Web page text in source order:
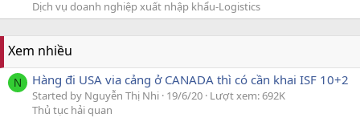
Dịch vụ doanh nghiệp xuất nhập khẩu-Logistics
Xem nhiều
N Hàng đi USA via cảng ở CANADA thì có cần khai ISF 10+2
Started by Nguyễn Thị Nhi 19/6/20 Lượt xem: 692K
Thủ tục hải quan